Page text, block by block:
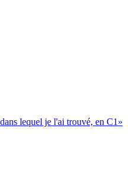
lequel je l'ai trouvé, en C1»